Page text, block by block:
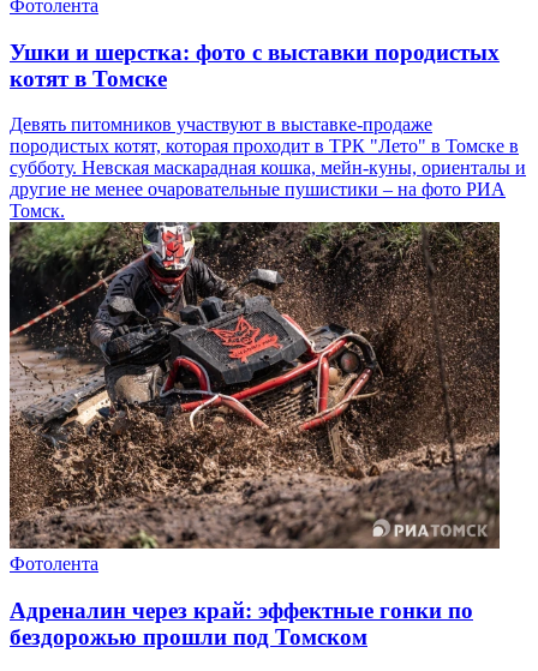
Фотолента
Ушки и шерстка: фото с выставки породистых
котят в Томске
Девять питомников участвуют в выставке-продаже
породистых котят, которая проходит в ТРК "Лето" в Томске в
субботу. Невская маскарадная кошка, мейн-куны, ориенталы и
другие не менее очаровательные пушистики – на фото РИА
Томск.
Фотолента
Адреналин через край: эффектные гонки по
бездорожью прошли под Томском